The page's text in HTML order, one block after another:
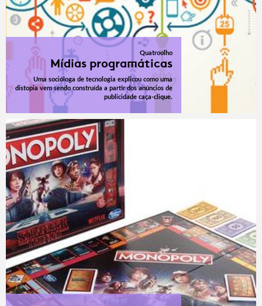
Quatroolho
Mídias programáticas
Uma socióloga de tecnologia explicou como uma
distopia vem sendo construída a partir dos anúncios de
publicidade caça-clique.